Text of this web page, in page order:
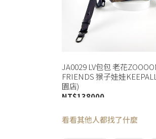
JA0029 LV包包 老花
FRIENDS 猴子娃娃
園店)
NT$138000
看看其他人都找了什麼